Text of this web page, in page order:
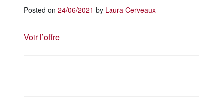
Posted on 24/06/2021 by Laura Cerveaux
Voir l’offre